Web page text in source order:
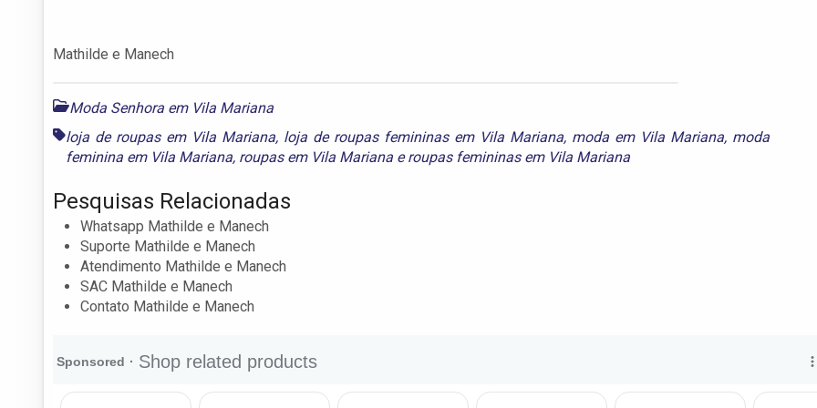
Mathilde e Manech
Moda Senhora em Vila Mariana
loja de roupas em Vila Mariana, loja de roupas femininas em Vila Mariana, moda em Vila Mariana, moda
feminina em Vila Mariana, roupas em Vila Mariana eroupas femininas em Vila Mariana
Pesquisas Relacionadas
Whatsapp Mathilde e Manech
Suporte Mathilde e Manech
Atendimento Mathilde e Manech
SAC Mathilde e Manech
Contato Mathilde e Manech